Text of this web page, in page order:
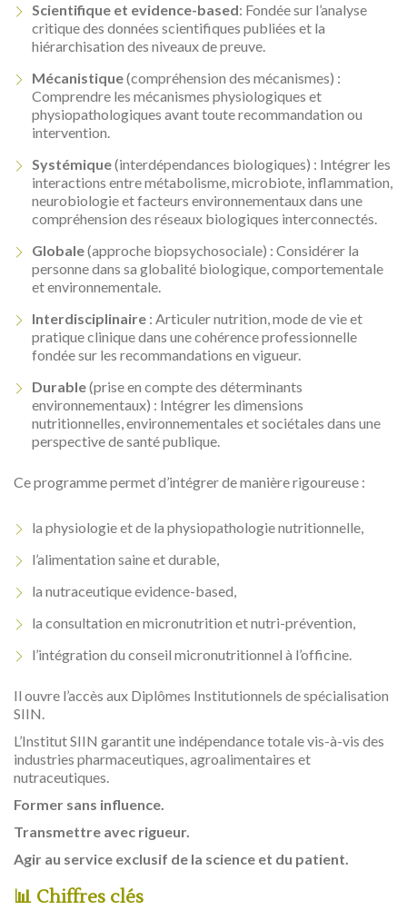
Scientifique et evidence-based: Fondée sur l’analyse
critique des données scientifiques publiées et la
hiérarchisation des niveaux de preuve.
Mécanistique(compréhension des mécanismes) :
Comprendre les mécanismes physiologiques et
physiopathologiques avant toute recommandation ou
intervention.
Systémique(interdépendances biologiques) : Intégrer les
interactions entre métabolisme, microbiote, inflammation,
neurobiologie et facteurs environnementaux dans une
compréhension des réseaux biologiques interconnectés.
Globale(approche biopsychosociale) : Considérer la
personne dans sa globalité biologique, comportementale
et environnementale.
Interdisciplinaire : Articuler nutrition, mode de vie et
pratique clinique dans une cohérence professionnelle
fondée sur les recommandations en vigueur.
Durable(prise en compte des déterminants
environnementaux) : Intégrer les dimensions
nutritionnelles, environnementales et sociétales dans une
perspective de santé publique.
Ce programme permet d’intégrer de manière rigoureuse :
la physiologie et de la physiopathologie nutritionnelle,
l’alimentation saine et durable,
la nutraceutique evidence-based,
la consultation en micronutrition et nutri-prévention,
l’intégration du conseil micronutritionnel à l’officine.
Il ouvre l’accès aux Diplômes Institutionnels de spécialisation
SIIN.
L’Institut SIIN garantit une indépendance totale vis-à-vis des
industries pharmaceutiques, agroalimentaires et
nutraceutiques.
Former sans influence.
Transmettre avec rigueur.
Agir au service exclusif de la science et du patient.
📊 Chiffres clés